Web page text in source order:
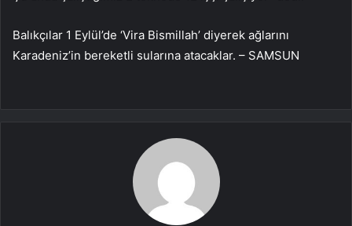
Balıkçılar 1 Eylül’de ‘Vira Bismillah’ diyerek ağlarını
Karadeniz’in bereketli sularına atacaklar. – SAMSUN